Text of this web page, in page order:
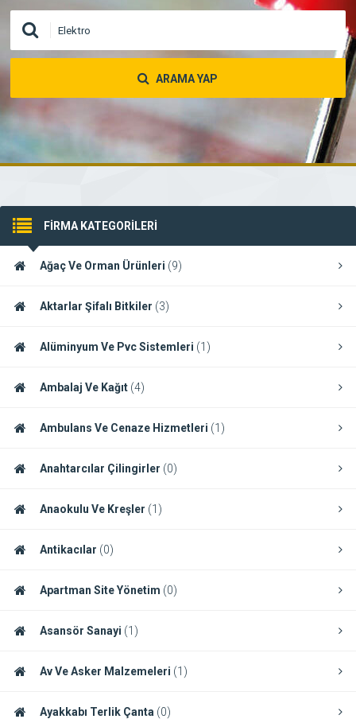
ARAMA YAP
FİRMA KATEGORİLERİ
Ağaç Ve Orman Ürünleri (9)
Aktarlar Şifalı Bitkiler (3)
Alüminyum Ve Pvc Sistemleri (1)
Ambalaj Ve Kağıt (4)
Ambulans Ve Cenaze Hizmetleri (1)
Anahtarcılar Çilingirler (0)
Anaokulu Ve Kreşler (1)
Antikacılar (0)
Apartman Site Yönetim (0)
Asansör Sanayi (1)
Av Ve Asker Malzemeleri (1)
Ayakkabı Terlik Çanta (0)